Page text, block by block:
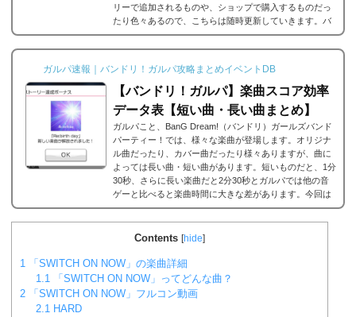
リーで追加されるものや、ショップで購入するものだっ
たり色々あるので、こちらは随時更新していきます。バ
ンドリ/ガルパの楽曲の追加・解禁方法一覧それでは、バ
ンドリ/ガルパに於ける楽曲の追加・解禁方法一覧です。
り、いろいろな条件があると思うのですが、それぞれ...
ガルパ速報｜バンドリ！ガルパ攻略まとめイベントDB
【バンドリ！ガルパ】楽曲スコア効率
データ表【短い曲・長い曲まとめ】
ガルパこと、BanG Dream!（バンドリ）ガールズバンド
パーティー！では、様々な楽曲が登場します。オリジナ
ル曲だったり、カバー曲だったり様々ありますが、曲に
よっては長い曲・短い曲があります。短いものだと、1分
30秒、さらに長い楽曲だと2分30秒とガルパでは他の音
ゲーと比べると楽曲時間に大きな差があります。今回は
ガルパに登場する楽曲の長い曲、短い曲のまとめや、イ
ベント周回におすすめの楽曲などをまとめました。楽曲
別スコア効率表(協力ライブ) ↓別タブで見る場合はこち
Contents [hide]
1 「SWITCH ON NOW」の楽曲詳細
1.1 「SWITCH ON NOW」ってどんな曲？
2 「SWITCH ON NOW」フルコン動画
2.1 HARD